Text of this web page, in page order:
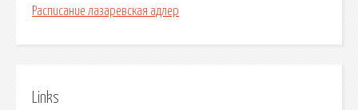
Расписание лазаревская адлер
Links